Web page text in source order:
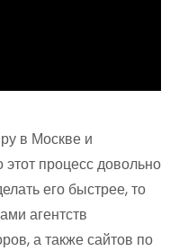
в Москве и
этот процесс довольно
его быстрее, то
агентств
а также сайтов по